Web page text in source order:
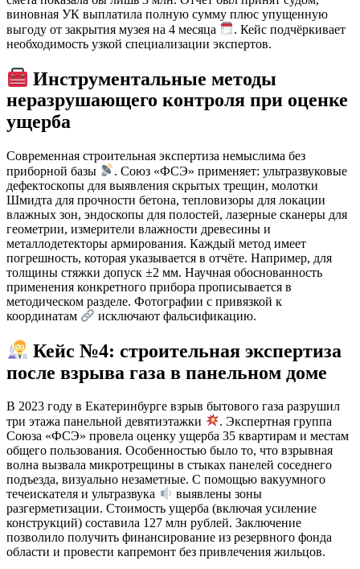
виновная УК выплатила полную сумму плюс упущенную
выгоду от закрытия музея на 4 месяца
. Кейс подчёркивает
необходимость узкой специализации экспертов.
Инструментальные методы
неразрушающего контроля при оценке
ущерба
Современная строительная экспертиза немыслима без
приборной базы
. Союз «ФСЭ» применяет: ультразвуковые
дефектоскопы для выявления скрытых трещин, молотки
Шмидта для прочности бетона, тепловизоры для локации
влажных зон, эндоскопы для полостей, лазерные сканеры для
геометрии, измерители влажности древесины и
металлодетекторы армирования. Каждый метод имеет
погрешность, которая указывается в отчёте. Например, для
толщины стяжки допуск ±2 мм. Научная обоснованность
применения конкретного прибора прописывается в
методическом разделе. Фотографии с привязкой к
координатам
исключают фальсификацию.
Кейс №4: строительная экспертиза
после взрыва газа в панельном доме
В 2023 году в Екатеринбурге взрыв бытового газа разрушил
три этажа панельной девятиэтажки
. Экспертная группа
Союза «ФСЭ» провела оценку ущерба 35 квартирам и местам
общего пользования. Особенностью было то, что взрывная
волна вызвала микротрещины в стыках панелей соседнего
подъезда, визуально незаметные. С помощью вакуумного
течеискателя и ультразвука
выявлены зоны
разгерметизации. Стоимость ущерба (включая усиление
конструкций) составила 127 млн рублей. Заключение
позволило получить финансирование из резервного фонда
области и провести капремонт без привлечения жильцов.